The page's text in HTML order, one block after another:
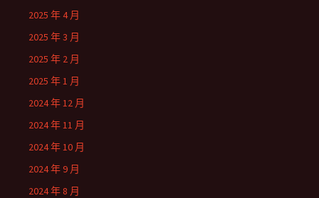
2025 年 4 月
2025 年 3 月
2025 年 2 月
2025 年 1 月
2024 年 12 月
2024 年 11 月
2024 年 10 月
2024 年 9 月
2024 年 8 月